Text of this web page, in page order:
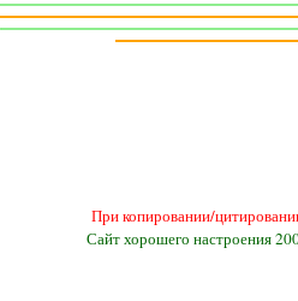
При копировании/
Сайт хорошего настроения